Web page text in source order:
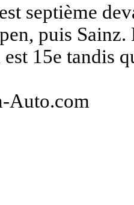
septième
puis
15e tandis
Auto.com